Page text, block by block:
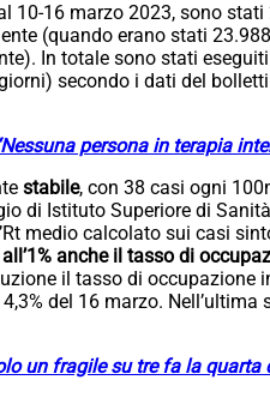
10-16 marzo 2023, sono stati
(quando erano stati
In totale sono stati
secondo i dati del
persona in terapia
stabile, con 38 casi ogni
di Istituto Superiore di
medio calcolato sui casi
anche il tasso di
il tasso di occupazione
del 16 marzo. Nell’ultima
un fragile su tre fa la quarta